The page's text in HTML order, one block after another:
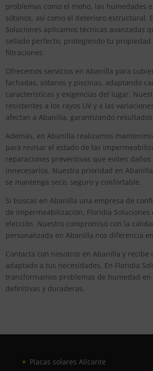
problemas como el moho, las humedades
sótanos, así como el deterioro estructural.
Soluciones aplicamos técnicas avanzadas
sellado perfecto, protegiendo tu propiedad
filtraciones.
Ofrecemos servicios en Abanilla para
fachadas, sótanos y piscinas, adaptando
características y exigencias del lugar.
resistentes a los rayos UV y a las
afectan a Abanilla, garantizando
Además, en Abanilla realizamos
para revisar el estado de las
reparaciones preventivas que eviten daños
innecesarios. Nuestra prioridad en
se mantenga seco, seguro y confortable.
Si buscas en Abanilla una empresa de
de impermeabilización, Floridia Soluciones
elección. Nuestro compromiso con la
personalizada en Abanilla nos diferencia
Contacta con nosotros en Abanilla y
adaptado a tus necesidades. En Floridia
transformamos problemas de humedad en
definitivas y duraderas.
Placas solares Alicante